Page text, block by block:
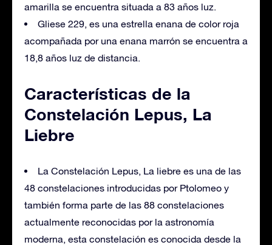
amarilla se encuentra situada a 83 años luz.
Gliese 229, es una estrella enana de color roja
acompañada por una enana marrón se encuentra a
18,8 años luz de distancia.
Características de la
Constelación Lepus, La
Liebre
La Constelación Lepus, La liebre es una de las
48 constelaciones introducidas por Ptolomeo y
también forma parte de las 88 constelaciones
actualmente reconocidas por la astronomía
moderna, esta constelación es conocida desde la